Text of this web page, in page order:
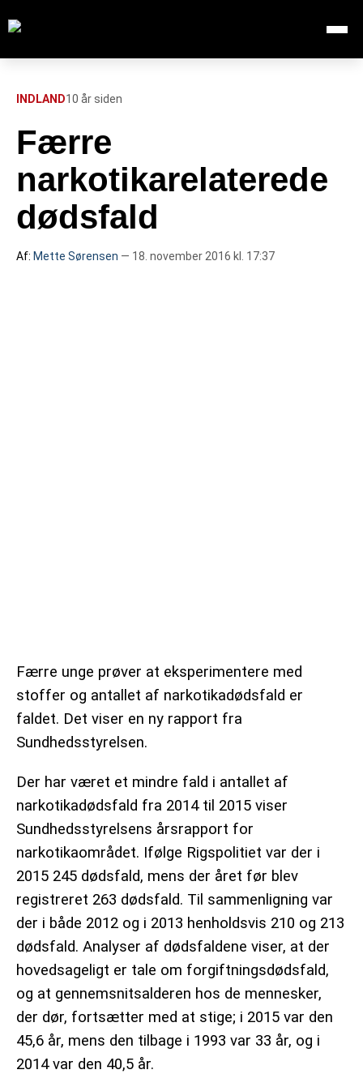
Åbn
FORSIDE
112
INDLAND10 år siden
Færre
narkotikarelaterede
dødsfald
Af: Mette Sørensen — 18. november 2016 kl. 17:37
Færre unge prøver at eksperimentere med
stoffer og antallet af narkotikadødsfald er
faldet. Det viser en ny rapport fra
Sundhedsstyrelsen.
Der har været et mindre fald i antallet af
narkotikadødsfald fra 2014 til 2015 viser
Sundhedsstyrelsens årsrapport for
narkotikaområdet. Ifølge Rigspolitiet var der i
2015 245 dødsfald, mens der året før blev
registreret 263 dødsfald. Til sammenligning var
der i både 2012 og i 2013 henholdsvis 210 og 213
dødsfald. Analyser af dødsfaldene viser, at der
hovedsageligt er tale om forgiftningsdødsfald,
og at gennemsnitsalderen hos de mennesker,
der dør, fortsætter med at stige; i 2015 var den
45,6 år, mens den tilbage i 1993 var 33 år, og i
2014 var den 40,5 år.